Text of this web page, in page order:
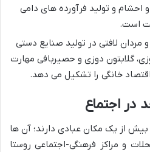
احشام و تولید فرآورده های دامی
است.
و مردان لافتی در تولید صنایع دستی
گلابتون دوزی و حصیربافی مهارت
خانگی را تشکیل می دهد.
در اجتماع
از یک مکان عبادی دارند؛ آن ها
و مراکز فرهنگی-اجتماعی روستا